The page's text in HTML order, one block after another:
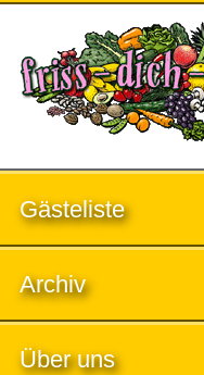
Gästeliste
Archiv
Über uns